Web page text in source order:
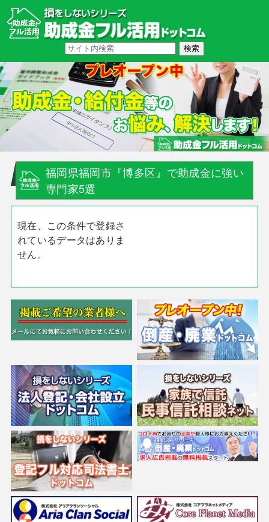
福岡県福岡市『博多区』で助成金に強い
専門家5選
現在、この条件で登録さ
れているデータはありま
せん。